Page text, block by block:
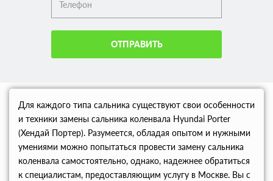
ОТПРАВИТЬ
Для каждого типа сальника существуют свои особенности
и техники замены сальника коленвала Hyundai Porter
(Хендай Портер). Разумеется, обладая опытом и нужными
умениями можно попытаться провести замену сальника
коленвала самостоятельно, однако, надежнее обратиться
к специалистам, предоставляющим услугу в Москве. Вы с